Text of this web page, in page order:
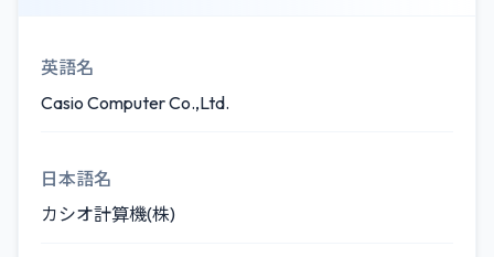
英語名
Casio Computer Co.,Ltd.
日本語名
カシオ計算機(株)